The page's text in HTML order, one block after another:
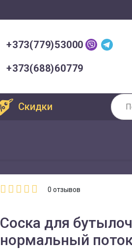
+373(779)53000
+373(688)60779
Скидки
0отзывов
Соска для
нормальный